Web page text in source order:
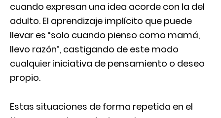
cuando expresan una idea acorde con la del
adulto. El aprendizaje implícito que puede
llevar es “solo cuando pienso como mamá,
llevo razón”, castigando de este modo
cualquier iniciativa de pensamiento o deseo
propio.
Estas situaciones de forma repetida en el